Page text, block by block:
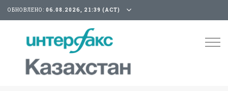
ОБНОВЛЕНО: 06.08.2026, 21:39 (АСТ)